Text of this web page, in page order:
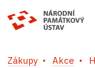
Zákupy Akce